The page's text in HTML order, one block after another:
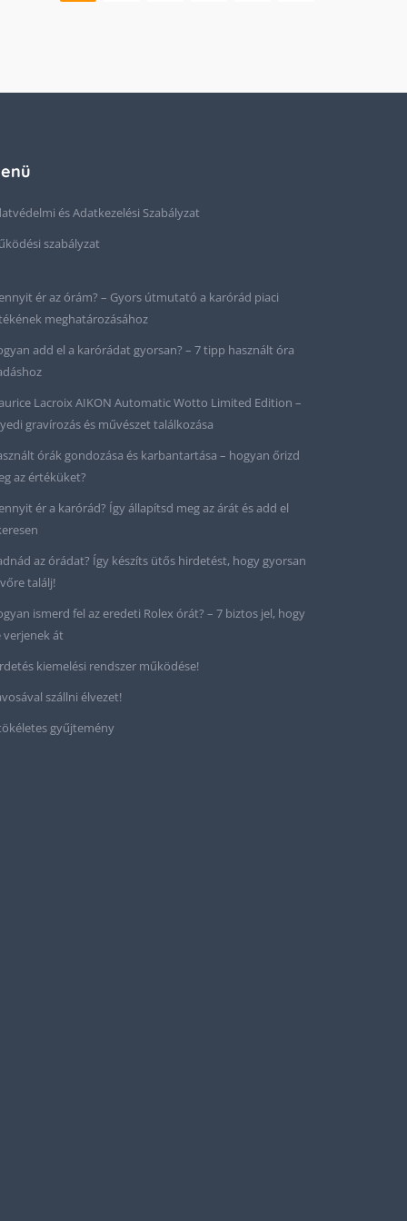
és Adatkezelési Szabályzat
szabályzat
ér az órám? – Gyors útmutató a karórád piaci
meghatározásához
add el a karórádat gyorsan? – 7 tipp használt óra
Lacroix AIKON Automatic Wotto Limited Edition –
gravírozás és művészet találkozása
órák gondozása és karbantartása – hogyan őrizd
az értéküket?
ér a karórád? Így állapítsd meg az árát és add el
az órádat? Így készíts ütős hirdetést, hogy gyorsan
találj!
ismerd fel az eredeti Rolex órát? – 7 biztos jel, hogy
verjenek át
kiemelési rendszer működése!
szállni élvezet!
gyűjtemény